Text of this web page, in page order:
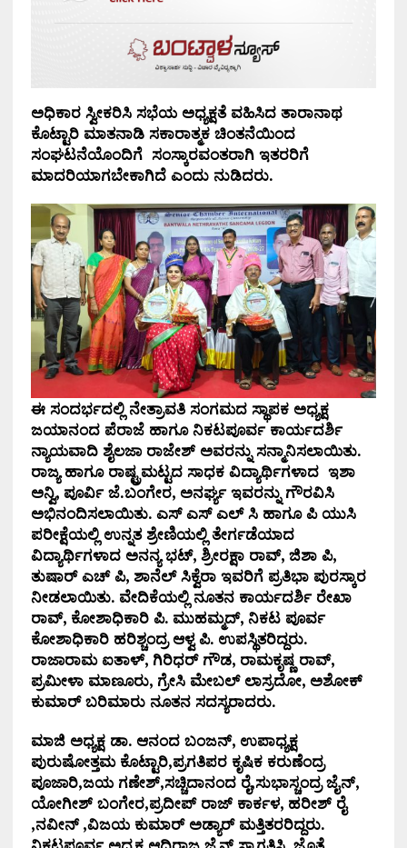
ಅಧಿಕಾರ ಸ್ವೀಕರಿಸಿ ಸಭೆಯ ಅಧ್ಯಕ್ಷತೆ ವಹಿಸಿದ ತಾರಾನಾಥ
ಕೊಟ್ಟಾರಿ ಮಾತನಾಡಿ ಸಕಾರಾತ್ಮಕ ಚಿಂತನೆಯಿಂದ
ಸಂಘಟನೆಯೊಂದಿಗೆ ಸಂಸ್ಕಾರವಂತರಾಗಿ ಇತರರಿಗೆ
ಮಾದರಿಯಾಗಬೇಕಾಗಿದೆ ಎಂದು ನುಡಿದರು.
ಈ ಸಂದರ್ಭದಲ್ಲಿ ನೇತ್ರಾವತಿ ಸಂಗಮದ ಸ್ಥಾಪಕ ಅಧ್ಯಕ್ಷ
ಜಯಾನಂದ ಪೆರಾಜೆ ಹಾಗೂ ನಿಕಟಪೂರ್ವ ಕಾರ್ಯದರ್ಶಿ
ನ್ಯಾಯವಾದಿ ಶೈಲಜಾ ರಾಜೇಶ್ ಅವರನ್ನು ಸನ್ಮಾನಿಸಲಾಯಿತು.
ರಾಜ್ಯ ಹಾಗೂ ರಾಷ್ಟ್ರಮಟ್ಟದ ಸಾಧಕ ವಿದ್ಯಾರ್ಥಿಗಳಾದ ಇಶಾ
ಅನ್ವಿ, ಪೂರ್ವಿ ಜೆ.ಬಂಗೇರ, ಅನರ್ಘ್ಯ ಇವರನ್ನು ಗೌರವಿಸಿ
ಅಭಿನಂದಿಸಲಾಯಿತು. ಎಸ್ ಎಸ್ ಎಲ್ ಸಿ ಹಾಗೂ ಪಿ ಯುಸಿ
ಪರೀಕ್ಷೆಯಲ್ಲಿ ಉನ್ನತ ಶ್ರೇಣಿಯಲ್ಲಿ ತೇರ್ಗಡೆಯಾದ
ವಿದ್ಯಾರ್ಥಿಗಳಾದ ಅನನ್ಯ ಭಟ್, ಶ್ರೀರಕ್ಷಾ ರಾವ್, ಜಿಶಾ ಪಿ,
ತುಷಾರ್ ಎಚ್ ಪಿ, ಶಾನೆಲ್ ಸಿಕ್ವೆರಾ ಇವರಿಗೆ ಪ್ರತಿಭಾ ಪುರಸ್ಕಾರ
ನೀಡಲಾಯಿತು. ವೇದಿಕೆಯಲ್ಲಿ ನೂತನ ಕಾರ್ಯದರ್ಶಿ ರೇಖಾ
ರಾವ್, ಕೋಶಾಧಿಕಾರಿ ಪಿ. ಮುಹಮ್ಮದ್, ನಿಕಟ ಪೂರ್ವ
ಕೋಶಾಧಿಕಾರಿ ಹರಿಶ್ಚಂದ್ರ ಆಳ್ವ ಪಿ. ಉಪಸ್ಥಿತರಿದ್ದರು.
ರಾಜಾರಾಮ ಐತಾಳ್, ಗಿರಿಧರ್ ಗೌಡ, ರಾಮಕೃಷ್ಣ ರಾವ್,
ಪ್ರಮೀಳಾ ಮಾಣೂರು, ಗ್ರೇಸಿ ಮೇಬಲ್ ಲಾಸ್ರದೋ, ಅಶೋಕ್
ಕುಮಾರ್ ಬರಿಮಾರು ನೂತನ ಸದಸ್ಯರಾದರು.
ಮಾಜಿ ಅಧ್ಯಕ್ಷ ಡಾ. ಆನಂದ ಬಂಜನ್, ಉಪಾಧ್ಯಕ್ಷ
ಪುರುಷೋತ್ತಮ ಕೊಟ್ಟಾರಿ,ಪ್ರಗತಿಪರ ಕೃಷಿಕ ಕರುಣೆಂದ್ರ
ಪೂಜಾರಿ,ಜಯ ಗಣೇಶ್,ಸಚ್ಚಿದಾನಂದ ರೈ,ಸುಭಾಸ್ಚಂದ್ರ ಜೈನ್,
ಯೋಗೀಶ್ ಬಂಗೇರ,ಪ್ರದೀಪ್ ರಾಜ್ ಕಾರ್ಕಳ, ಹರೀಶ್ ರೈ
,ನವೀನ್ ,ವಿಜಯ ಕುಮಾರ್ ಅಡ್ಯಾರ್ ಮತ್ತಿತರರಿದ್ದರು.